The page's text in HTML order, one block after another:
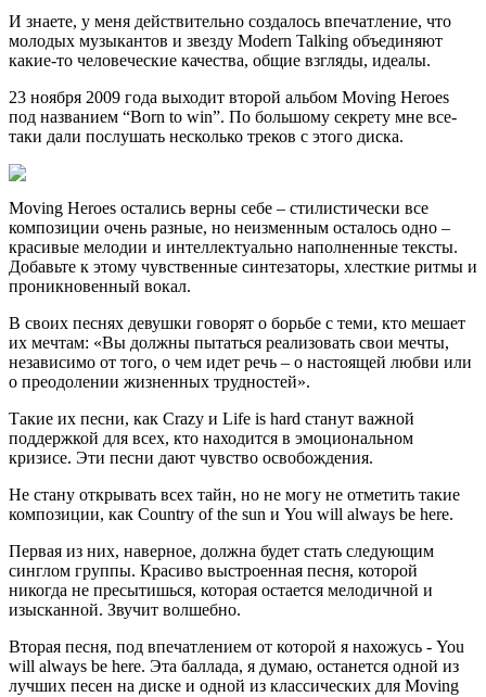
И знаете, у меня действительно создалось впечатление, что
молодых музыкантов и звезду Modern Talking объединяют
какие-то человеческие качества, общие взгляды, идеалы.
23 ноября 2009 года выходит второй альбом Moving Heroes
под названием “Born to win”. По большому секрету мне все-
таки дали послушать несколько треков с этого диска.
Moving Heroes остались верны себе – стилистически все
композиции очень разные, но неизменным осталось одно –
красивые мелодии и интеллектуально наполненные тексты.
Добавьте к этому чувственные синтезаторы, хлесткие ритмы и
проникновенный вокал.
В своих песнях девушки говорят о борьбе с теми, кто мешает
их мечтам: «Вы должны пытаться реализовать свои мечты,
независимо от того, о чем идет речь – о настоящей любви или
о преодолении жизненных трудностей».
Такие их песни, как Crazy и Life is hard станут важной
поддержкой для всех, кто находится в эмоциональном
кризисе. Эти песни дают чувство освобождения.
Не стану открывать всех тайн, но не могу не отметить такие
композиции, как Country of the sun и You will always be here.
Первая из них, наверное, должна будет стать следующим
синглом группы. Красиво выстроенная песня, которой
никогда не пресытишься, которая остается мелодичной и
изысканной. Звучит волшебно.
Вторая песня, под впечатлением от которой я нахожусь - You
will always be here. Эта баллада, я думаю, останется одной из
лучших песен на диске и одной из классических для Moving